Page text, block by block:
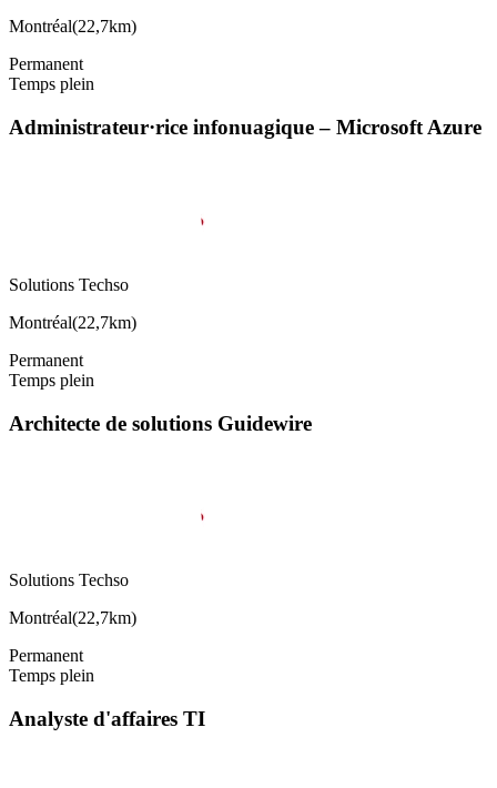
Montréal(22,7km)
Permanent
Temps plein
Administrateur·rice infonuagique – Microsoft Azure
Solutions Techso
Montréal(22,7km)
Permanent
Temps plein
Architecte de solutions Guidewire
Solutions Techso
Montréal(22,7km)
Permanent
Temps plein
Analyste d'affaires TI